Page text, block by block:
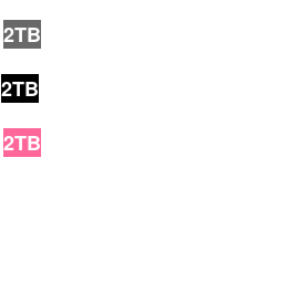
2TB
2TB
2TB